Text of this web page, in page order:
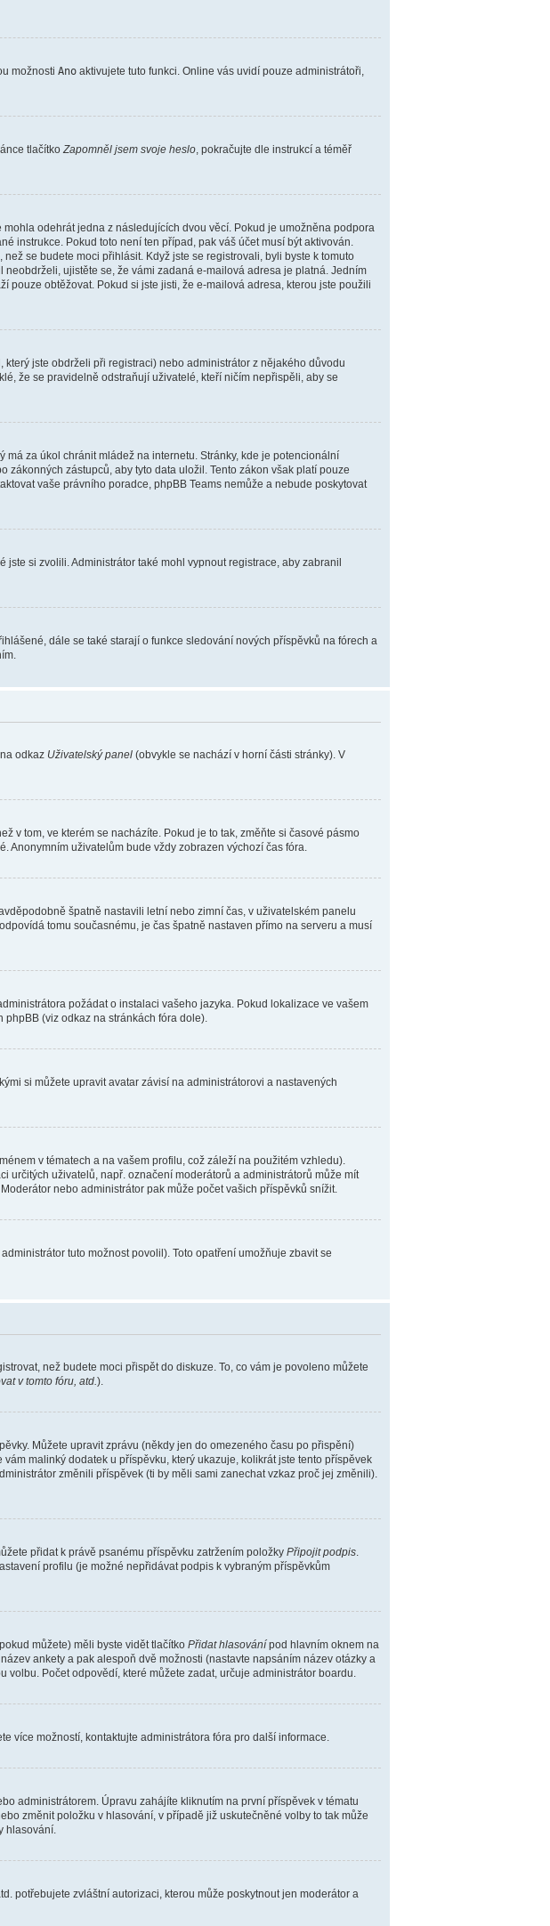
možnosti Ano aktivujete tuto funkci. Online vás uvidí pouze administrátoři,
tlačítkoZapomněl jsem svoje heslo, pokračujte dle instrukcí a téměř
odehrát jedna z následujících dvou věcí. Pokud je umožněna podpora
instrukce. Pokud toto není ten případ, pak váš účet musí být aktivován.
se budete moci přihlásit. Když jste se registrovali, byli byste k tomuto
ujistěte se, že vámi zadaná e-mailová adresa je platná. Jedním
pouze obtěžovat. Pokud si jste jisti, že e-mailová adresa, kterou jste použili
jste obdrželi při registraci) nebo administrátor z nějakého důvodu
že se pravidelně odstraňují uživatelé, kteří ničím nepřispěli, aby se
za úkol chránit mládež na internetu. Stránky, kde je potencionální
zástupců, aby tyto data uložil. Tento zákon však platí pouze
vaše právního poradce, phpBB Teams nemůže a nebude poskytovat
si zvolili. Administrátor také mohl vypnout registrace, aby zabranil
dále se také starají o funkce sledování nových příspěvků na fórech a
odkaz Uživatelský panel (obvykle se nachází v horní části stránky). V
v tom, ve kterém se nacházíte. Pokud je to tak, změňte si časové pásmo
Anonymním uživatelům bude vždy zobrazen výchozí čas fóra.
špatně nastavili letní nebo zimní čas, v uživatelském panelu
tomu současnému, je čas špatně nastaven přímo na serveru a musí
požádat o instalaci vašeho jazyka. Pokud lokalizace ve vašem
(viz odkaz na stránkách fóra dole).
si můžete upravit avatar závisí na administrátorovi a nastavených
v tématech a na vašem profilu, což záleží na použitém vzhledu).
uživatelů, např. označení moderátorů a administrátorů může mít
nebo administrátor pak může počet vašich příspěvků snížit.
tuto možnost povolil). Toto opatření umožňuje zbavit se
než budete moci přispět do diskuze. To, co vám je povoleno můžete
v tomto fóru, atd.).
Můžete upravit zprávu (někdy jen do omezeného času po přispění)
malinký dodatek u příspěvku, který ukazuje, kolikrát jste tento příspěvek
změnili příspěvek (ti by měli sami zanechat vzkaz proč jej změnili).
přidat k právě psanému příspěvku zatržením položky Připojit podpis.
profilu (je možné nepřidávat podpis k vybraným příspěvkům
můžete) měli byste vidět tlačítko Přidat hlasování pod hlavním oknem na
ankety a pak alespoň dvě možnosti (nastavte napsáním název otázky a
Počet odpovědí, které můžete zadat, určuje administrátor boardu.
více možností, kontaktujte administrátora fóra pro další informace.
administrátorem. Úpravu zahájíte kliknutím na první příspěvek v tématu
změnit položku v hlasování, v případě již uskutečněné volby to tak může
hlasování.
potřebujete zvláštní autorizaci, kterou může poskytnout jen moderátor a